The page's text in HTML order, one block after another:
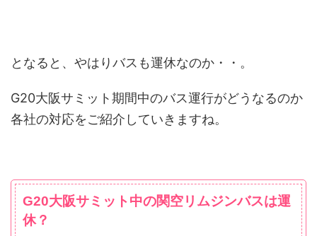
となると、やはりバスも運休なのか・・。
G20大阪サミット期間中のバス運行がどうなるのか
各社の対応をご紹介していきますね。
G20大阪サミット中の関空リムジンバスは運
休？